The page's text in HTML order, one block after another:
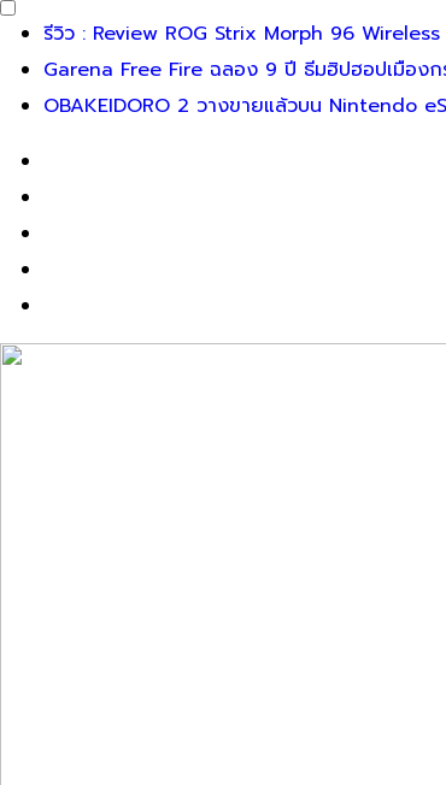
Skip
content
รีวิว : Review ROG Strix Morph 96
Garena Free Fire ฉลอง 9 ปี ธีมฮิปฮอปเมือง
OBAKEIDORO 2 วางขายแล้วบน Nintendo